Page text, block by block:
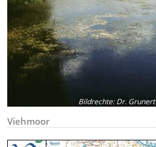
Bildrechte:Dr. Grunert
Viehmoor